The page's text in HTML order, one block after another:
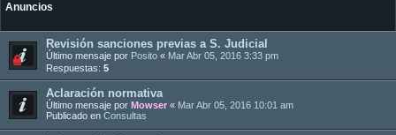
Anuncios
Revisión sanciones previas a S. Judicial
Último mensaje por Posito « Mar Abr 05, 2016 3:33 pm
Respuestas: 5
Aclaración normativa
Último mensaje por Mowser « Mar Abr 05, 2016 10:01 am
Publicado en Consultas